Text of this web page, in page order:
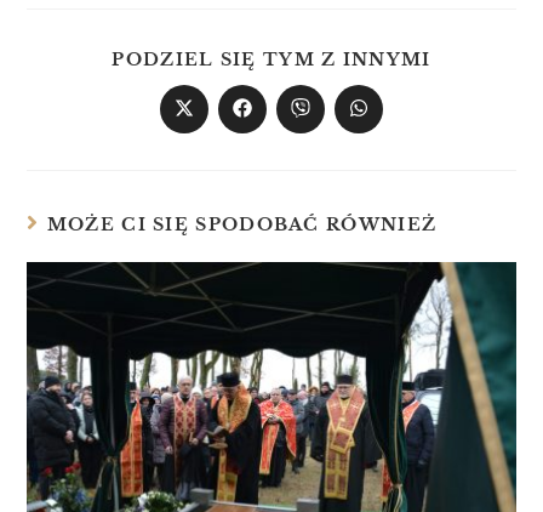
PODZIEL SIĘ TYM Z INNYMI
MOŻE CI SIĘ SPODOBAĆ RÓWNIEŻ